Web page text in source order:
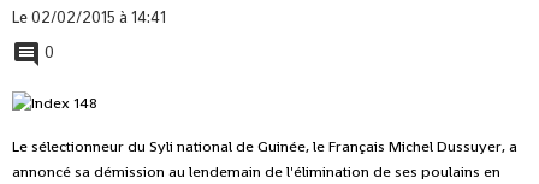
Le 02/02/2015 à 14:41
0
Le sélectionneur du Syli national de Guinée, le Français Michel Dussuyer, a
annoncé sa démission au lendemain de l'élimination de ses poulains en